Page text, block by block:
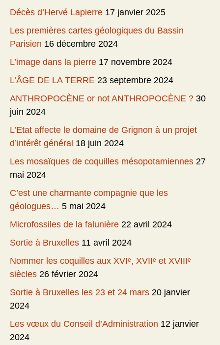
Décès d’Hervé Lapierre 17 janvier 2025
Les premières cartes géologiques du Bassin
Parisien 16 décembre 2024
L’image dans la pierre 17 novembre 2024
L’ÂGE DE LA TERRE 23 septembre 2024
ANTHROPOCÈNE or not ANTHROPOCÈNE ? 30
juin 2024
L’Etat affecte le domaine de Grignon à un projet
d’intérêt général 18 juin 2024
Les mosaïques de coquilles mésopotamiennes 27
mai 2024
C’est une charmante compagnie que les
géologues… 5 mai 2024
Microfossiles de la falunière 22 avril 2024
Sortie à Bruxelles 11 avril 2024
Nommer les coquilles aux XVIᵉ, XVIIᵉ et XVIIIᵉ
siècles 26 février 2024
Sortie à Bruxelles les 23 et 24 mars 20 janvier
2024
Les vœux du Conseil d’Administration 12 janvier
2024